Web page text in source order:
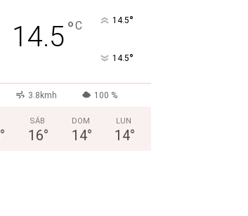
14.5°C 14.5°
14.5°
3.8kmh 100 %
°
SÁB
16°
DOM
14°
LUN
14°